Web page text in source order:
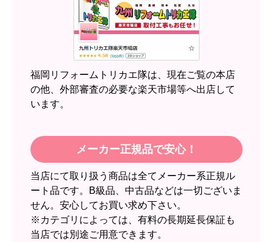
【このショップを選んだ理由は？】
近隣のショップでしっかりやってくれそうだった
【注文からどのくらいで届きましたか？】
【その他感想・コメント】
2026年6月30日 23:50
欲しい商品をスムーズに注文できましたか？
はい
ショップからの連絡や対応は適切でしたか？
無回答
予定の期日までに商品が届きましたか？
福岡リフォームトリカエ隊は、現在ご覧の本店
の他、外部審査の必要な楽天市場等へ出店して
います。
メーカー正規品で安心！
当店にて取り扱う商品は全てメーカー系正規ル
ート品です。B級品、中古品などは一切ございま
せん。安心してお買い求め下さい。
※カテゴリによっては、有料の長期延長保証も
当店では別途ご用意できます。